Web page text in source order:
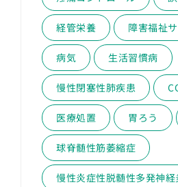
経管栄養 障害福祉
病気 生活習慣病
慢性閉塞性肺疾患
医療処置 胃ろう
球脊髄性筋萎縮症
慢性炎症性脱髄性多発神経